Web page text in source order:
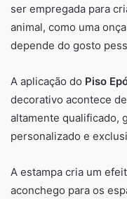
ser empregada para
animal, como uma
depende do gosto
A aplicação do Piso
decorativo acontece
altamente qualificado,
personalizado e
A estampa cria um
aconchego para os